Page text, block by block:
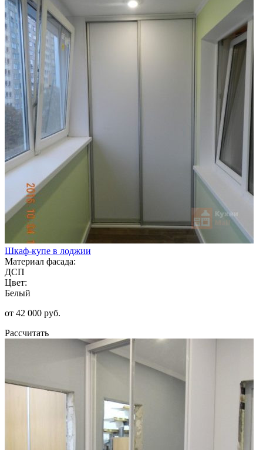
Шкаф-купе в лоджии
Материал фасада:
ДСП
Цвет:
Белый
от 42 000 руб.
Рассчитать